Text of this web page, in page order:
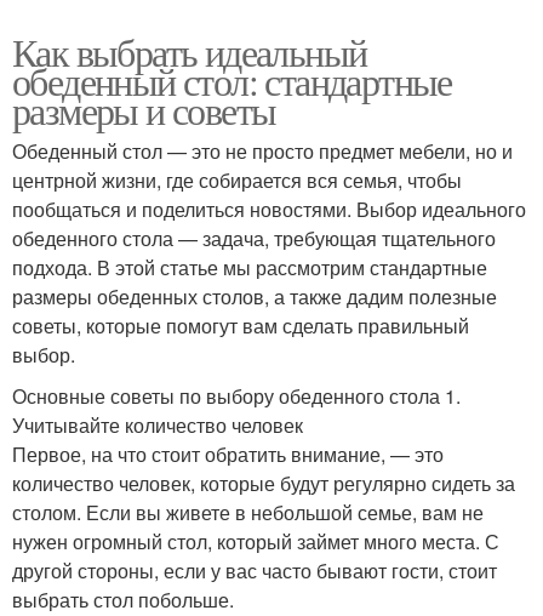
Как выбрать идеальный
обеденный стол: стандартные
размеры и советы
Обеденный стол — это не просто предмет мебели, но и
центрной жизни, где собирается вся семья, чтобы
пообщаться и поделиться новостями. Выбор идеального
обеденного стола — задача, требующая тщательного
подхода. В этой статье мы рассмотрим стандартные
размеры обеденных столов, а также дадим полезные
советы, которые помогут вам сделать правильный
выбор.
Основные советы по выбору обеденного стола 1.
Учитывайте количество человек
Первое, на что стоит обратить внимание, — это
количество человек, которые будут регулярно сидеть за
столом. Если вы живете в небольшой семье, вам не
нужен огромный стол, который займет много места. С
другой стороны, если у вас часто бывают гости, стоит
выбрать стол побольше.